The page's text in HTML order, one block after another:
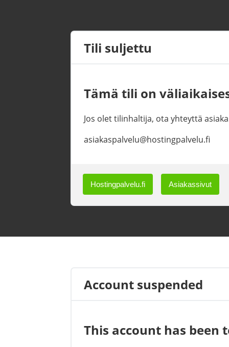
Tili suljettu
Tämä tili on
Jos olet tilinhaltija, ota yhteyttä
asiakaspalvelu@hostingpalvelu.fi
Hostingpalvelu.fi Asiakassivut
Account suspended
This account has been